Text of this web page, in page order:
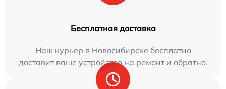
Бесплатная доставка
Наш курьер в Новосибирске бесплатно
доставит ваше устройство на ремонт и обратно.